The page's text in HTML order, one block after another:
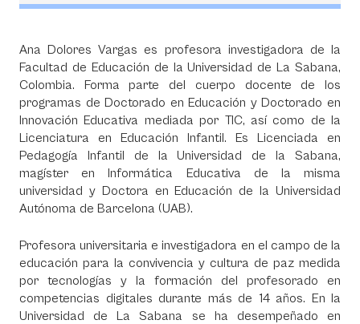
Ana Dolores Vargas es profesora investigadora de la
Facultad de Educación de la Universidad de La Sabana,
Colombia. Forma parte del cuerpo docente de los
programas de Doctorado en Educación y Doctorado en
Innovación Educativa mediada por TIC, así como de la
Licenciatura en Educación Infantil. Es Licenciada en
Pedagogía Infantil de la Universidad de la Sabana,
magíster en Informática Educativa de la misma
universidad y Doctora en Educación de la Universidad
Autónoma de Barcelona (UAB).
Profesora universitaria e investigadora en el campo de la
educación para la convivencia y cultura de paz medida
por tecnologías y la formación del profesorado en
competencias digitales durante más de 14 años. En la
Universidad de La Sabana se ha desempeñado en